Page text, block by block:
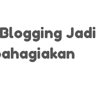
Jadi